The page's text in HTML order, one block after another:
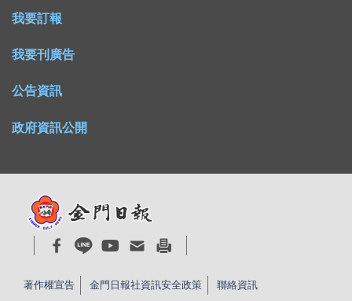
我要訂報
我要刊廣告
公告資訊
政府資訊公開
著作權宣告 金門日報社資訊安全政策 聯絡資訊